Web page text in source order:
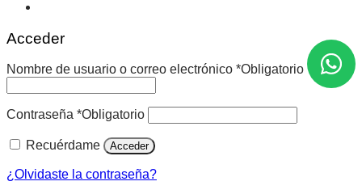
Acceder
Nombre de usuario o correo electrónico *Obligatorio
Contraseña *Obligatorio
Recuérdame Acceder
¿Olvidaste la contraseña?